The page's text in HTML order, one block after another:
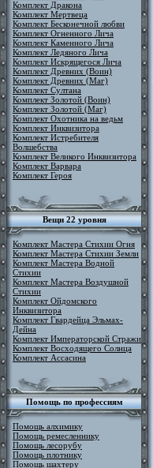
Комплект Дракона
Комплект Мертвеца
Комплект Бесконечной любви
Комплект Огненного Лича
Комплект Каменного Лича
Комплект Ледяного Лича
Комплект Искрящегося Лича
Комплект Древних (Воин)
Комплект Древних (Маг)
Комплект Султана
Комплект Золотой (Воин)
Комплект Золотой (Маг)
Комплект Охотника на ведьм
Комплект Инквизитора
Комплект Истребителя
Волшебства
Комплект Великого Инквизитора
Комплект Варвара
Комплект Героя
Вещи 22 уровня
Комплект Мастера Стихии Огня
Комплект Мастера Стихии Земли
Комплект Мастера Водной
Стихии
Комплект Мастера Воздушной
Стихии
Комплект Ойдомского
Инквизитора
Комплект Гвардейца Эльмах-
Дейна
Комплект Императорской Стражи
Комплект Восходящего Солнца
Комплект Ассасина
Помощь по профессиям
Помощь алхимику
Помощь ремесленнику
Помощь лесорубу
Помощь плотнику
Помощь шахтеру